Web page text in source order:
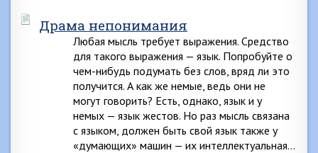
Драма непонимания
Любая мысль требует выражения. Средство
для такого выражения — язык. Попробуйте о
чем-нибудь подумать без слов, вряд ли это
получится. А как же немые, ведь они не
могут говорить? Есть, однако, язык и у
немых — язык жестов. Но раз мысль связана
с языком, должен быть свой язык также у
«думающих» машин — их интеллектуальная…